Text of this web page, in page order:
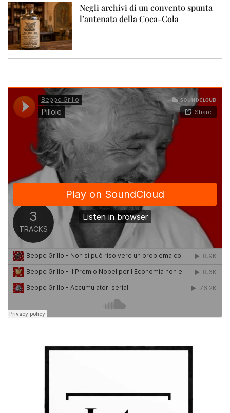
Negli archivi di un convento spunta
l’antenata della Coca-Cola